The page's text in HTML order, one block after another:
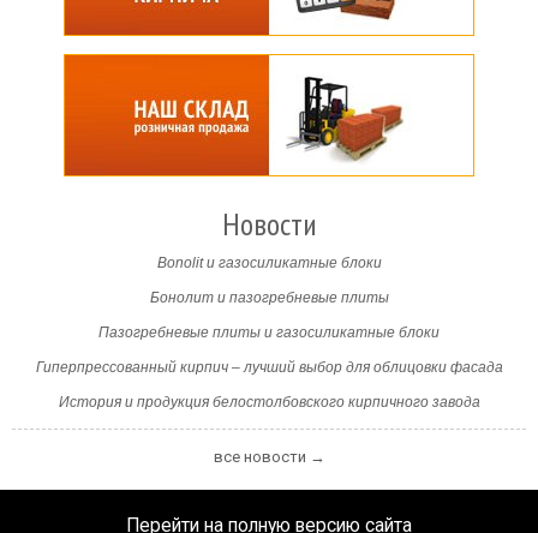
Новости
Bonolit и газосиликатные блоки
Бонолит и пазогребневые плиты
Пазогребневые плиты и газосиликатные блоки
Гиперпрессованный кирпич – лучший выбор для облицовки фасада
История и продукция белостолбовского кирпичного завода
все новости →
Перейти на полную версию сайта